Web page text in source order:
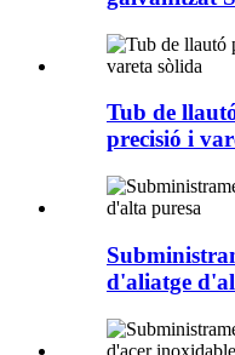
Tub de
precisió i
d'aliatge